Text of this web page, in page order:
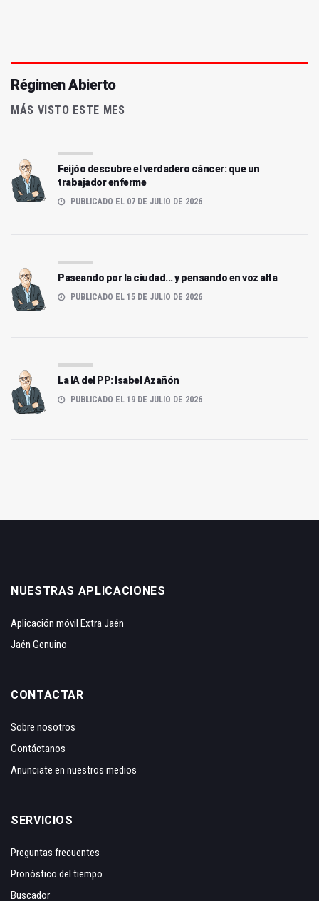
Régimen Abierto
MÁS VISTO ESTE MES
Feijóo descubre el verdadero cáncer: que un
trabajador enferme
PUBLICADO EL 07 DE JULIO DE 2026
Paseando por la ciudad... y pensando en voz alta
PUBLICADO EL 15 DE JULIO DE 2026
La IA del PP: Isabel Azañón
PUBLICADO EL 19 DE JULIO DE 2026
NUESTRAS APLICACIONES
Aplicación móvil Extra Jaén
Jaén Genuino
CONTACTAR
Sobre nosotros
Contáctanos
Anunciate en nuestros medios
SERVICIOS
Preguntas frecuentes
Pronóstico del tiempo
Buscador